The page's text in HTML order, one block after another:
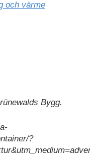
och värme
Bygg.
?